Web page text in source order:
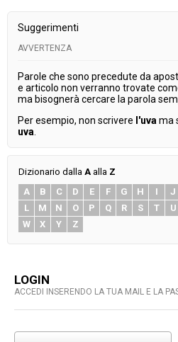
Suggerimenti
AVVERTENZA
Parole che sono precedute da
e articolo non verranno trovate
ma bisognerà cercare la parola
Per esempio, non scrivere l'uva ma
uva
Dizionario dalla A alla Z
A
B C D E F G H I J
L
M N O P Q R S T U
W
X Y Z
LOGIN
ACCEDI INSERENDO LA TUA MAIL E LA